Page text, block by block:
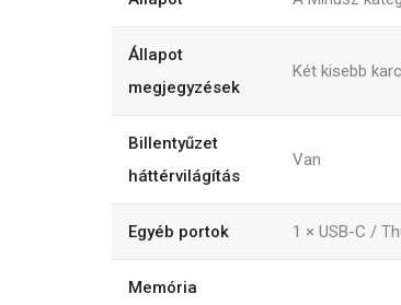
Állapot
megjegyzések
Két kisebb
Billentyűzet
háttérvilágítás
Van
Egyéb portok 1 × USB-C /
Memória